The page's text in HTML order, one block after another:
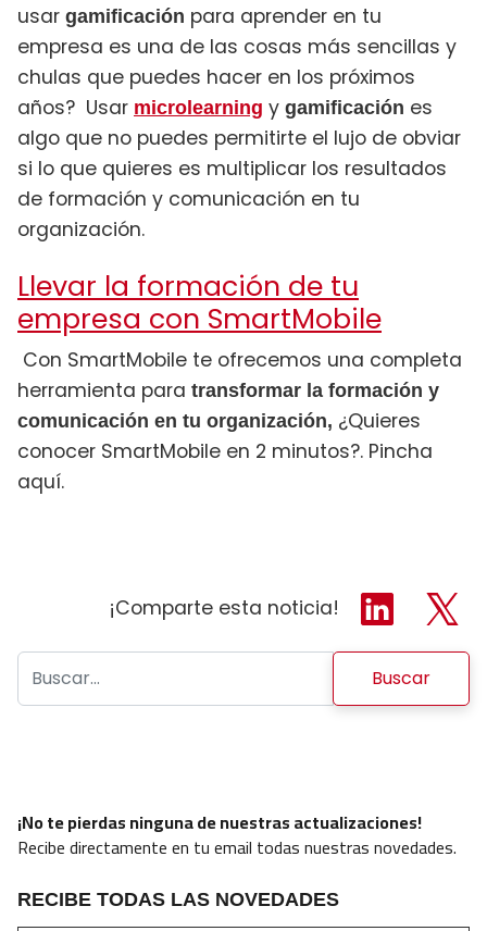
usar gamificación para aprender en tu
empresa es una de las cosas más sencillas y
chulas que puedes hacer en los próximos
años? Usar microlearning y gamificación es
algo que no puedes permitirte el lujo de obviar
si lo que quieres es multiplicar los resultados
de formación y comunicación en tu
organización.
Llevar la formación de tu
empresa con SmartMobile
Con SmartMobile te ofrecemos una completa
herramienta para transformar la formación y
comunicación en tu organización, ¿Quieres
conocer SmartMobile en 2 minutos?. Pincha
aquí.
¡Comparte esta noticia!
Buscar:
¡No te pierdas ninguna de nuestras actualizaciones!
Recibe directamente en tu email todas nuestras novedades.
RECIBE TODAS LAS NOVEDADES